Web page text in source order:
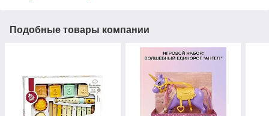
Подобные товары компании